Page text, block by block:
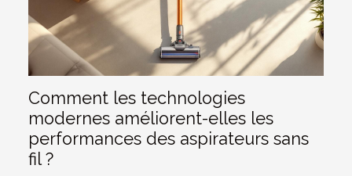
Comment les technologies
modernes améliorent-elles les
performances des aspirateurs sans
fil ?